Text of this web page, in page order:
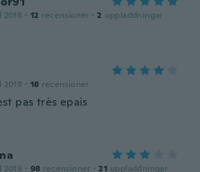
2018 · 12 recensioner · 2 uppladdningar
2019 · 18 recensioner
pas très epais
2019 · 98 recensioner · 21 uppladdningar